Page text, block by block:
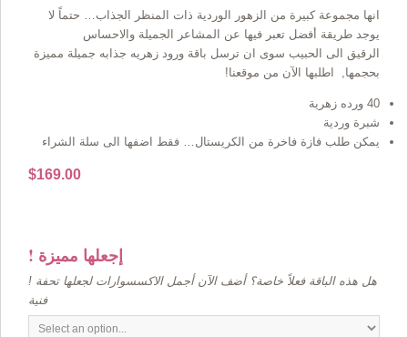
انها مجموعة كبيرة من الزهور الوردية ذات المنظر الجذاب… حتماً لا
يوجد طريقة أفضل تعبر فيها عن المشاعر الجميلة والاحساس
الرقيق الى الحبيب سوى ان ترسل باقة ورود زهريه جذابه جميلة مميزة
بحجمها, اطلبها الآن من موقعنا!
40 ورده زهرية
شبرة وردية
يمكن طلب فازة فاخرة من الكريستال… فقط اضفها الى سلة الشراء
$169.00
! إجعلها مميزة
! هل هذه الباقة فعلاً خاصة؟ أضف الآن أجمل الاكسسوارات لجعلها تحفة
فنية